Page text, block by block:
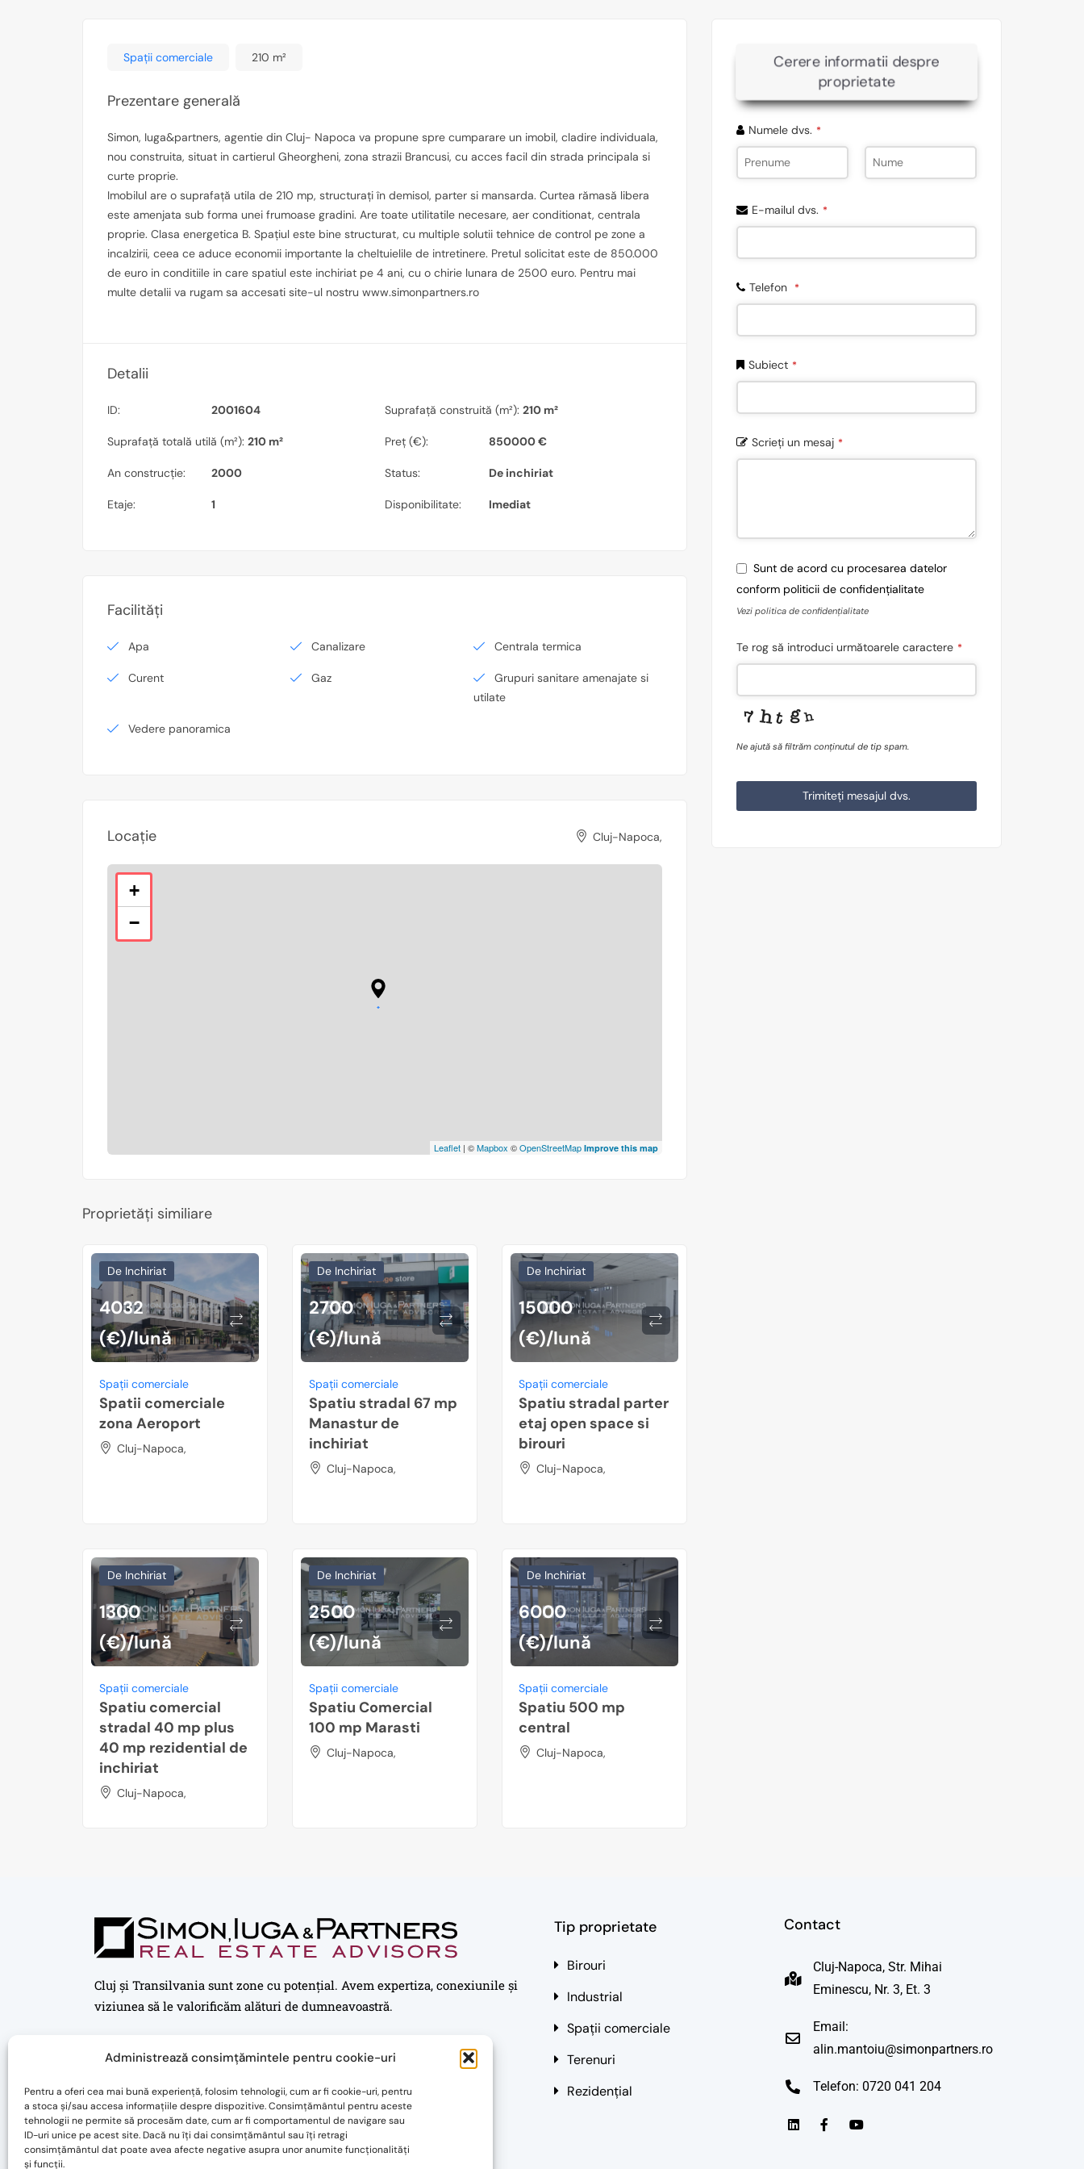
Administrează consimțămintele pentru cookie-uri
Pentru a oferi cea mai bună experiență, folosim tehnologii, cum ar fi cookie-uri, pentru
a stoca și/sau accesa informațiile despre dispozitive. Consimțământul pentru aceste
tehnologii ne permite să procesăm date, cum ar fi comportamentul de navigare sau
ID-uri unice pe acest site. Dacă nu îți dai consimțământul sau îți retragi
consimțământul dat poate avea afecte negative asupra unor anumite funcționalități
și funcții.
Spații comerciale 210 m²
Prezentare generală
Simon, Iuga&partners, agentie din Cluj- Napoca va propune spre cumparare un imobil, cladire individuala,
nou construita, situat in cartierul Gheorgheni, zona strazii Brancusi, cu acces facil din strada principala si
curte proprie.
Imobilul are o suprafață utila de 210 mp, structurați în demisol, parter si mansarda. Curtea rămasă libera
este amenjata sub forma unei frumoase gradini. Are toate utilitatile necesare, aer conditionat, centrala
proprie. Clasa energetica B. Spațiul este bine structurat, cu multiple solutii tehnice de control pe zone a
incalzirii, ceea ce aduce economii importante la cheltuielile de intretinere. Pretul solicitat este de 850.000
de euro in conditiile in care spatiul este inchiriat pe 4 ani, cu o chirie lunara de 2500 euro. Pentru mai
multe detalii va rugam sa accesati site-ul nostru www.simonpartners.ro
Detalii
ID: 2001604 Suprafață construită (m²): 210 m²
Suprafață totală utilă (m²): 210 m² Preț (€): 850000 €
An construcție: 2000 Status: De inchiriat
Etaje: 1 Disponibilitate: Imediat
Facilități
Apa Canalizare Centrala termica
Curent Gaz
Grupuri sanitare amenajate si
utilate
Vedere panoramica
Locație Cluj-Napoca,
+
−
Leaflet | ©Mapbox ©OpenStreetMap Improve this map
Proprietăți similiare
De Inchiriat
4032
(€)/lună
Spații comerciale
Spatii comerciale
zona Aeroport
Cluj-Napoca,
De Inchiriat
2700
(€)/lună
Spații comerciale
Spatiu stradal 67 mp
Manastur de
inchiriat
Cluj-Napoca,
De Inchiriat
15000
(€)/lună
Spații comerciale
Spatiu stradal parter
etaj open space si
birouri
Cluj-Napoca,
De Inchiriat
1300
(€)/lună
Spații comerciale
Spatiu comercial
stradal 40 mp plus
40 mp rezidential de
inchiriat
Cluj-Napoca,
De Inchiriat
2500
(€)/lună
Spații comerciale
Spatiu Comercial
100 mp Marasti
Cluj-Napoca,
De Inchiriat
6000
(€)/lună
Spații comerciale
Spatiu 500 mp
central
Cluj-Napoca,
Cerere informatii despre
proprietate
Numele dvs. *
E-mailul dvs. *
Telefon *
Subiect *
Scrieți un mesaj *
Sunt de acord cu procesarea datelor
conform politicii de confidențialitate
Vezi politica de confidențialitate
Te rog să introduci următoarele caractere *
Ne ajută să filtrăm conținutul de tip spam.
Trimiteți mesajul dvs.
Cluj și Transilvania sunt zone cu potențial. Avem expertiza, conexiunile și
viziunea să le valorificăm alături de dumneavoastră.
Tip proprietate
Birouri
Industrial
Spații comerciale
Terenuri
Rezidențial
Contact
Cluj-Napoca, Str. Mihai
Eminescu, Nr. 3, Et. 3
Email:
alin.mantoiu@simonpartners.ro
Telefon: 0720 041 204